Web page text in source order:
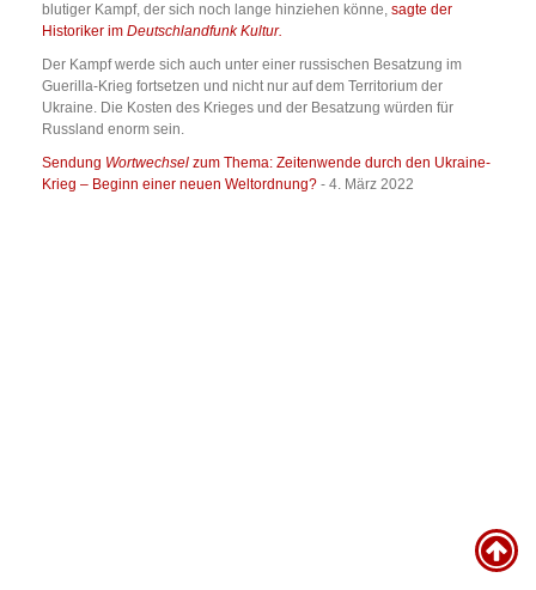
blutiger Kampf, der sich noch lange hinziehen könne, sagte der
Historiker im Deutschlandfunk Kultur.
Der Kampf werde sich auch unter einer russischen Besatzung im
Guerilla-Krieg fortsetzen und nicht nur auf dem Territorium der
Ukraine. Die Kosten des Krieges und der Besatzung würden für
Russland enorm sein.
Sendung Wortwechsel zum Thema: Zeitenwende durch den Ukraine-
Krieg – Beginn einer neuen Weltordnung? - 4. März 2022